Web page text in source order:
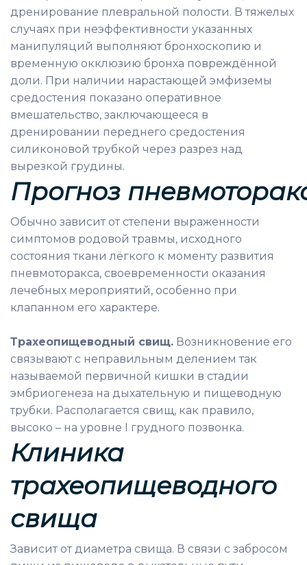
дренирование плевральной полости. В тяжелых
случаях при неэффективности указанных
манипуляций выполняют бронхоскопию и
временную окклюзию бронха повреждённой
доли. При наличии нарастающей эмфиземы
средостения показано оперативное
вмешательство, заключающееся в
дренировании переднего средостения
силиконовой трубкой через разрез над
вырезкой грудины.
Прогноз
Обычно зависит от степени выраженности
симптомов родовой травмы, исходного
состояния ткани лёгкого к моменту развития
пневмоторакса, своевременности оказания
лечебных мероприятий, особенно при
клапанном его характере.
Трахеопищеводный свищ. Возникновение его
связывают с неправильным делением так
называемой первичной кишки в стадии
эмбриогенеза на дыхательную и пищеводную
трубки. Располагается свищ, как правило,
высоко – на уровне I грудного позвонка.
Клиника
трахеопищеводного
свища
Зависит от диаметра свища. В связи с забросом